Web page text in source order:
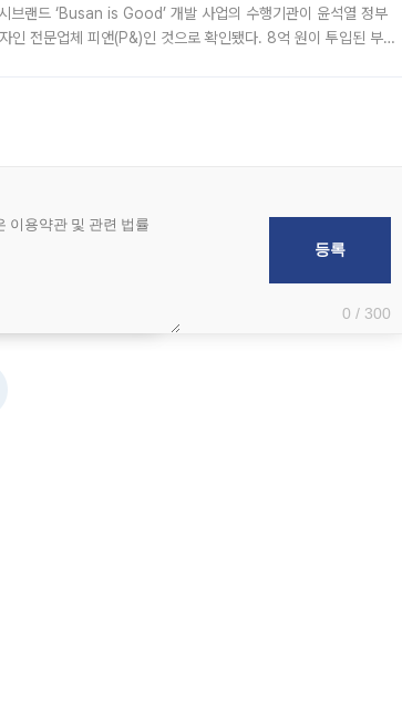
브랜드 ‘Busan is Good’ 개발 사업의 수행기관이 윤석열 정부
인 전문업체 피앤(P&)인 것으로 확인됐다. 8억 원이 투입된 부산
0 / 300